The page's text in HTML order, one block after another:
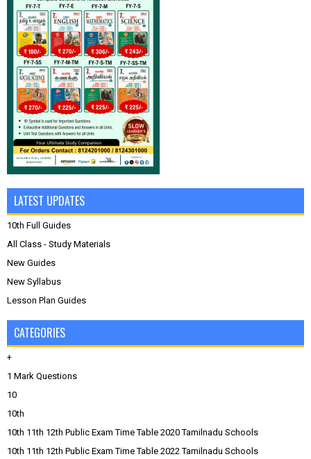
LATEST UPDATES
10th Full Guides
All Class - Study Materials
New Guides
New Syllabus
Lesson Plan Guides
CATEGORIES
+
1 Mark Questions
10
10th
10th 11th 12th Public Exam Time Table 2020 Tamilnadu Schools
10th 11th 12th Public Exam Time Table 2022 Tamilnadu Schools